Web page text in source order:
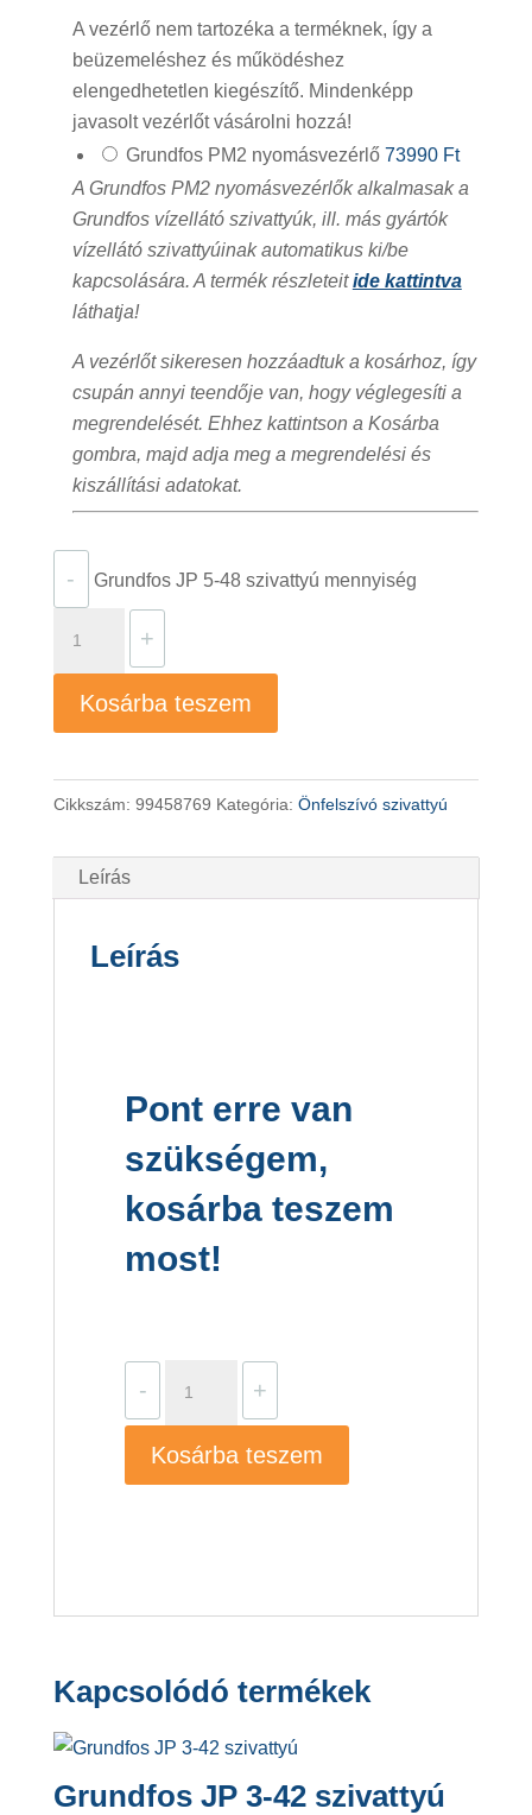
A vezérlő nem tartozéka a terméknek, így a
beüzemeléshez és működéshez
elengedhetetlen kiegészítő. Mindenképp
javasolt vezérlőt vásárolni hozzá!
Grundfos PM2 nyomásvezérlő 73990 Ft
A Grundfos PM2 nyomásvezérlők alkalmasak a
Grundfos vízellátó szivattyúk, ill. más gyártók
vízellátó szivattyúinak automatikus ki/be
kapcsolására. A termék részleteitide kattintva
láthatja!
A vezérlőt sikeresen hozzáadtuk a kosárhoz, így
csupán annyi teendője van, hogy véglegesíti a
megrendelését. Ehhez kattintson a Kosárba
gombra, majd adja meg a megrendelési és
kiszállítási adatokat.
- Grundfos JP 5-48 szivattyú mennyiség
+
Kosárba teszem
Cikkszám: 99458769 Kategória: Önfelszívó szivattyú
Leírás
Leírás
Pont erre van
szükségem,
kosárba teszem
most!
- +
Kosárba teszem
Kapcsolódó termékek
Grundfos JP 3-42 szivattyú